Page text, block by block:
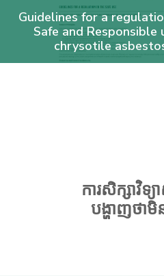
Guidelines for a
Safe and Responsible
chrysotile
ការសិក្សាវិ
បង្ហាញថា